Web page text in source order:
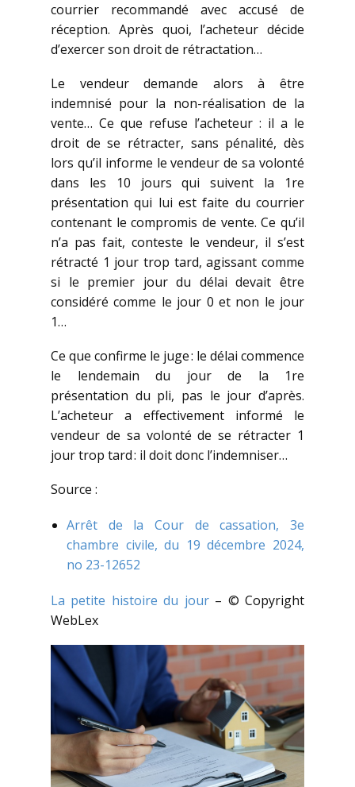
courrier recommandé avec accusé de
réception. Après quoi, l’acheteur décide
d’exercer son droit de rétractation…
Le vendeur demande alors à être
indemnisé pour la non-réalisation de la
vente… Ce que refuse l’acheteur : il a le
droit de se rétracter, sans pénalité, dès
lors qu’il informe le vendeur de sa volonté
dans les 10 jours qui suivent la 1re
présentation qui lui est faite du courrier
contenant le compromis de vente. Ce qu’il
n’a pas fait, conteste le vendeur, il s’est
rétracté 1 jour trop tard, agissant comme
si le premier jour du délai devait être
considéré comme le jour 0 et non le jour
1…
Ce que confirme le juge : le délai commence
le lendemain du jour de la 1re
présentation du pli, pas le jour d’après.
L’acheteur a effectivement informé le
vendeur de sa volonté de se rétracter 1
jour trop tard : il doit donc l’indemniser…
Source :
Arrêt de la Cour de cassation, 3e
chambre civile, du 19 décembre 2024,
no 23-12652
La petite histoire du jour– © Copyright
WebLex